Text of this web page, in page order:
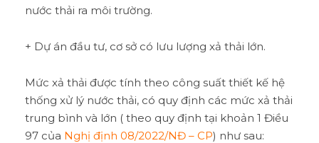
nước thải ra môi trường.
+ Dự án đầu tư, cơ sở có lưu lượng xả thải lớn.
Mức xả thải được tính theo công suất thiết kế hệ
thống xử lý nước thải, có quy định các mức xả thải
trung bình và lớn ( theo quy định tại khoản 1 Điều
97 của Nghị định 08/2022/NĐ – CP) như sau: